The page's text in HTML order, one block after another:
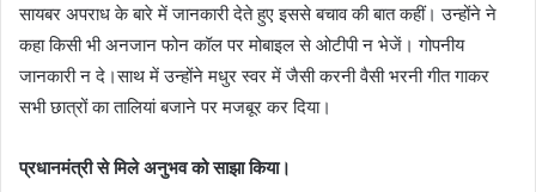
सायबर अपराध के बारे में जानकारी देते हुए इससे बचाव की बात कहीं। उन्होंने ने
कहा किसी भी अनजान फोन कॉल पर मोबाइल से ओटीपी न भेजें। गोपनीय
जानकारी न दे।साथ में उन्होंने मधुर स्वर में जैसी करनी वैसी भरनी गीत गाकर
सभी छात्रों का तालियां बजाने पर मजबूर कर दिया।
प्रधानमंत्री से मिले अनुभव को साझा किया।